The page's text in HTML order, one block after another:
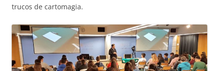
trucos de cartomagia.